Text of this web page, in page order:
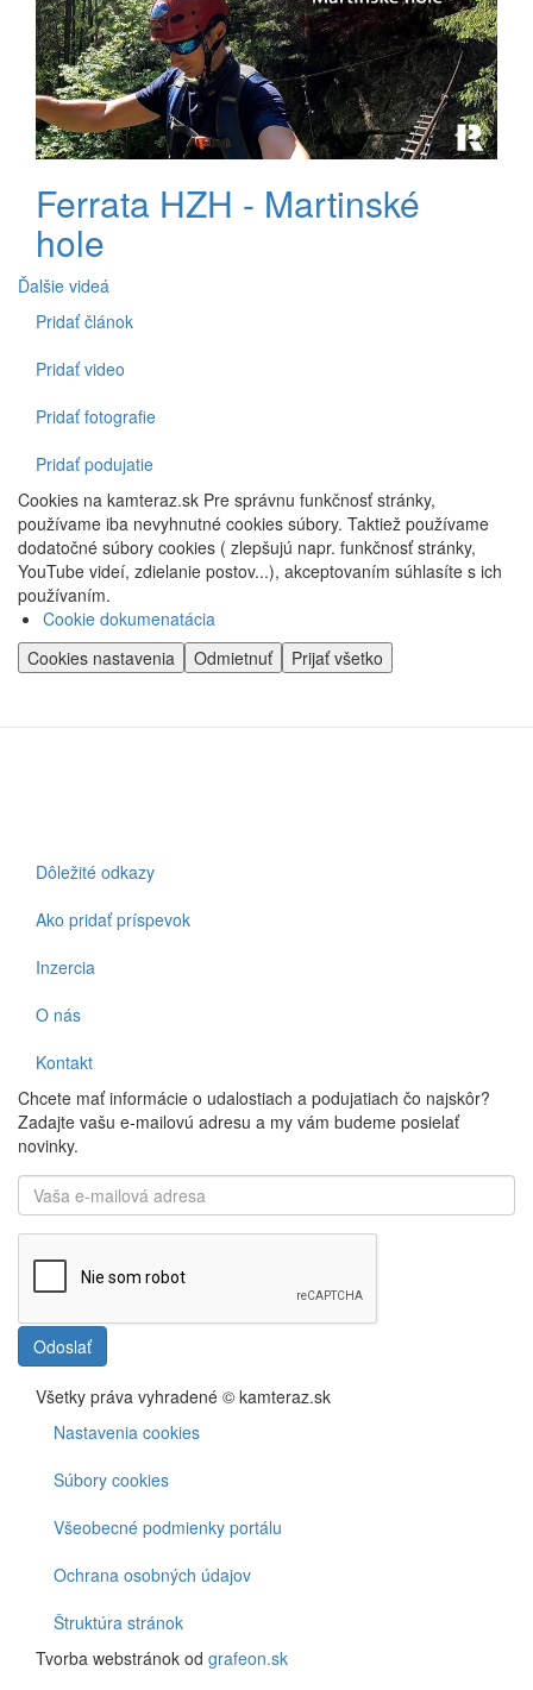
Ferrata HZH - Martinské
hole
Ďalšie videá
Spodné
menu
Pridať článok
Pridať video
Pridať fotografie
Pridať podujatie
Cookies na kamteraz.sk Pre správnu funkčnosť stránky,
používame iba nevyhnutné cookies súbory. Taktiež používame
dodatočné súbory cookies ( zlepšujú napr. funkčnosť stránky,
YouTube videí, zdielanie postov...), akceptovaním súhlasíte s ich
používaním.
Cookie dokumenatácia
Cookies nastavenia
Odmietnuť Prijať všetko
Footer
Dôležité odkazy
Ako pridať príspevok
Inzercia
O nás
Kontakt
Chcete mať informácie o udalostiach a podujatiach čo najskôr?
Zadajte vašu e-mailovú adresu a my vám budeme posielať
novinky.
Odoslať
Všetky práva vyhradené © kamteraz.sk
Footer
menu
Cookies
Nastavenia cookies
Súbory cookies
Všeobecné podmienky portálu
Ochrana osobných údajov
Štruktúra stránok
Tvorba webstránok od grafeon.sk